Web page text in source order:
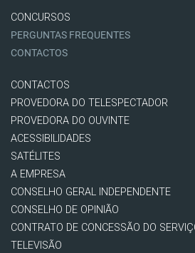
CONCURSOS
PERGUNTAS FREQUENTES
CONTACTOS
CONTACTOS
PROVEDORA DO TELESPECTADOR
PROVEDORA DO OUVINTE
ACESSIBILIDADES
SATÉLITES
A EMPRESA
CONSELHO GERAL INDEPENDENTE
CONSELHO DE OPINIÃO
CONTRATO DE CONCESSÃO DO
TELEVISÃO